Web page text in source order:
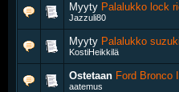
Myyty Palalukko lock
Jazzuli80
Myyty Palalukko
KostiHeikkilä
Ostetaan Ford Bronco
aatemus